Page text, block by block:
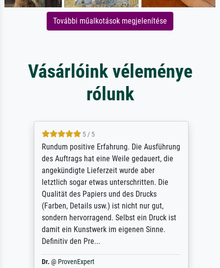
További műalkotások megjelenítése
Vásárlóink véleménye
rólunk
5 / 5
Rundum positive Erfahrung. Die Ausführung
des Auftrags hat eine Weile gedauert, die
angekündigte Lieferzeit wurde aber
letztlich sogar etwas unterschritten. Die
Qualität des Papiers und des Drucks
(Farben, Details usw.) ist nicht nur gut,
sondern hervorragend. Selbst ein Druck ist
damit ein Kunstwerk im eigenen Sinne.
Definitiv den Pre...
Dr.@ ProvenExpert